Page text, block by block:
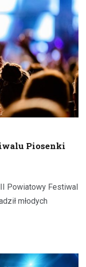
Piosenki
Powiatowy Festiwal
młodych